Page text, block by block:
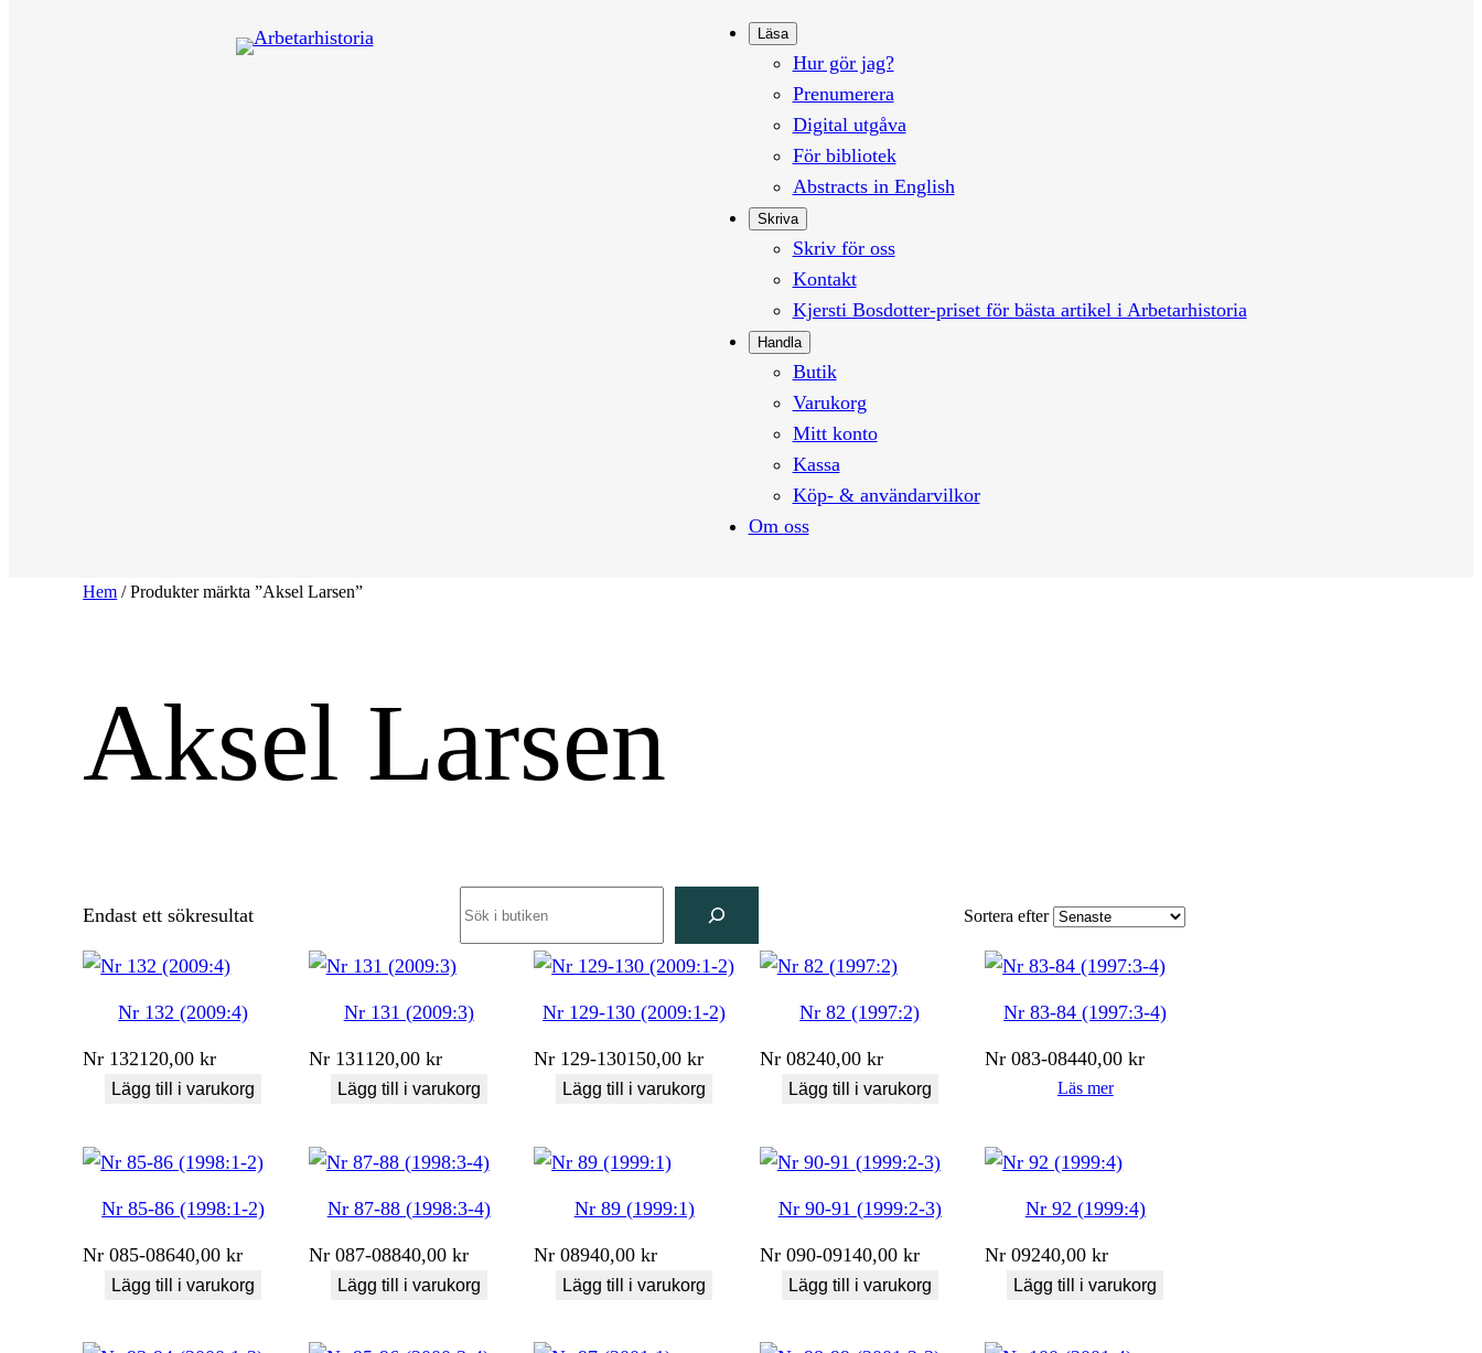
Läsa
Hur gör jag?
Prenumerera
Digital utgåva
För bibliotek
Abstracts in English
Skriva
Skriv för oss
Kontakt
Kjersti Bosdotter-priset för bästa artikel i Arbetarhistoria
Handla
Butik
Varukorg
Mitt konto
Kassa
Köp- & användarvilkor
Om oss
Hem / Produkter märkta ”Aksel Larsen”
Aksel Larsen
Endast ett sökresultat Sortera efter
Nr 132 (2009:4)
Nr 132120,00kr
Lägg till i varukorg
Nr 131 (2009:3)
Nr 131120,00 kr
Lägg till i varukorg
Nr 129-130 (2009:1-2)
Nr 129-130150,00kr
Lägg till i varukorg
Nr 82 (1997:2)
Nr 08240,00 kr
Lägg till i varukorg
Nr 83-84 (1997:3-4)
Nr 083-08440,00kr
Läs mer
Nr 85-86 (1998:1-2)
Nr 085-08640,00kr
Lägg till i varukorg
Nr 87-88 (1998:3-4)
Nr 087-08840,00 kr
Lägg till i varukorg
Nr 89 (1999:1)
Nr 08940,00kr
Lägg till i varukorg
Nr 90-91 (1999:2-3)
Nr 090-09140,00 kr
Lägg till i varukorg
Nr 92 (1999:4)
Nr 09240,00kr
Lägg till i varukorg